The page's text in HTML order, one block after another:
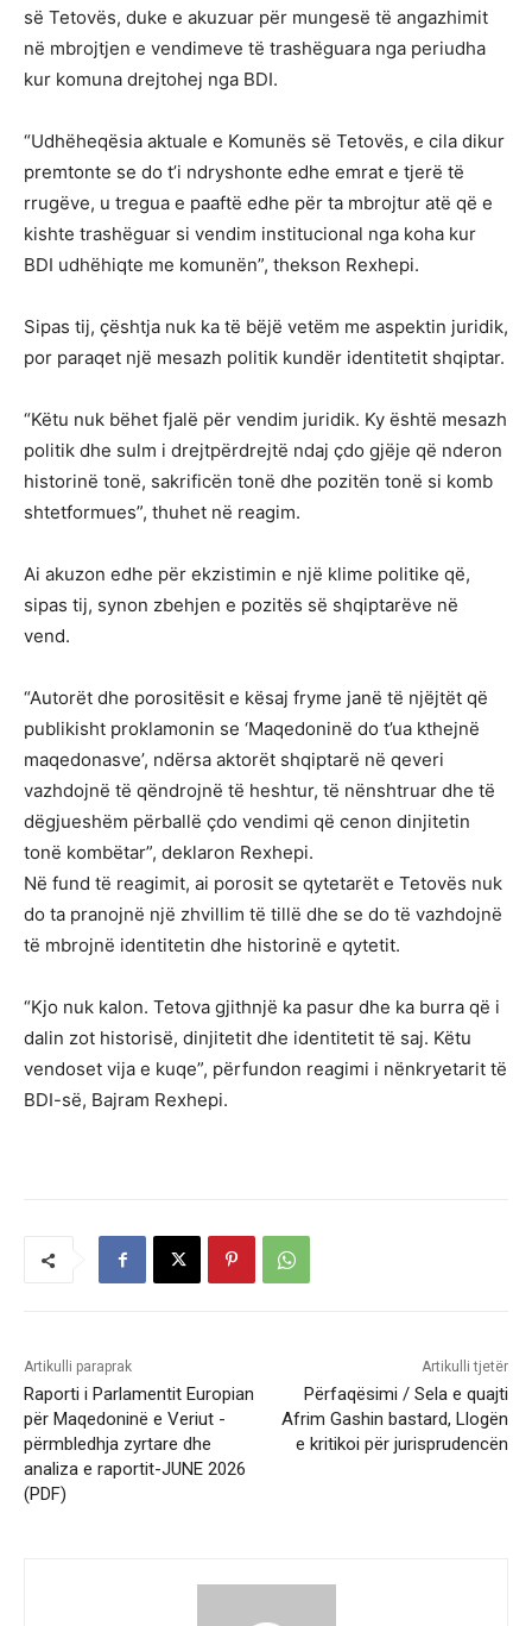
së Tetovës, duke e akuzuar për mungesë të angazhimit
në mbrojtjen e vendimeve të trashëguara nga periudha
kur komuna drejtohej nga BDI.
“Udhëheqësia aktuale e Komunës së Tetovës, e cila dikur
premtonte se do t’i ndryshonte edhe emrat e tjerë të
rrugëve, u tregua e paaftë edhe për ta mbrojtur atë që e
kishte trashëguar si vendim institucional nga koha kur
BDI udhëhiqte me komunën”, thekson Rexhepi.
Sipas tij, çështja nuk ka të bëjë vetëm me aspektin juridik,
por paraqet një mesazh politik kundër identitetit shqiptar.
“Këtu nuk bëhet fjalë për vendim juridik. Ky është mesazh
politik dhe sulm i drejtpërdrejtë ndaj çdo gjëje që nderon
historinë tonë, sakrificën tonë dhe pozitën tonë si komb
shtetformues”, thuhet në reagim.
Ai akuzon edhe për ekzistimin e një klime politike që,
sipas tij, synon zbehjen e pozitës së shqiptarëve në
vend.
“Autorët dhe porositësit e kësaj fryme janë të njëjtët që
publikisht proklamonin se ‘Maqedoninë do t’ua kthejnë
maqedonasve’, ndërsa aktorët shqiptarë në qeveri
vazhdojnë të qëndrojnë të heshtur, të nënshtruar dhe të
dëgjueshëm përballë çdo vendimi që cenon dinjitetin
tonë kombëtar”, deklaron Rexhepi.
Në fund të reagimit, ai porosit se qytetarët e Tetovës nuk
do ta pranojnë një zhvillim të tillë dhe se do të vazhdojnë
të mbrojnë identitetin dhe historinë e qytetit.
“Kjo nuk kalon. Tetova gjithnjë ka pasur dhe ka burra që i
dalin zot historisë, dinjitetit dhe identitetit të saj. Këtu
vendoset vija e kuqe”, përfundon reagimi i nënkryetarit të
BDI-së, Bajram Rexhepi.
Artikulli paraprak
Raporti i Parlamentit Europian
për Maqedoninë e Veriut -
përmbledhja zyrtare dhe
analiza e raportit-JUNE 2026
(PDF)
Artikulli tjetër
Përfaqësimi / Sela e quajti
Afrim Gashin bastard, Llogën
e kritikoi për jurisprudencën